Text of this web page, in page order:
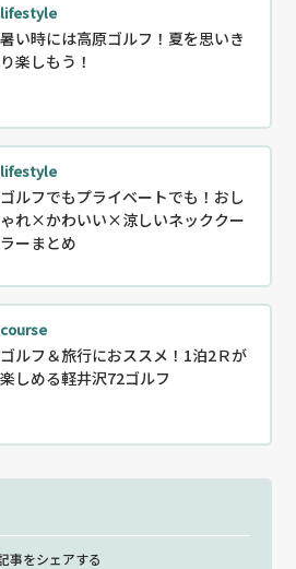
lifestyle
暑い時には高原ゴルフ！夏を思いき
り楽しもう！
lifestyle
ゴルフでもプライベートでも！おし
ゃれ×かわいい×涼しいネッククー
ラーまとめ
course
ゴルフ＆旅行におススメ！1泊2Ｒが
楽しめる軽井沢72ゴルフ
事をシェアする